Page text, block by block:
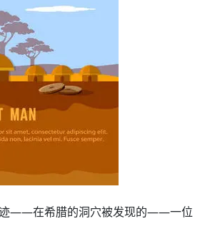
迹——在希腊的洞穴被发现的——一位